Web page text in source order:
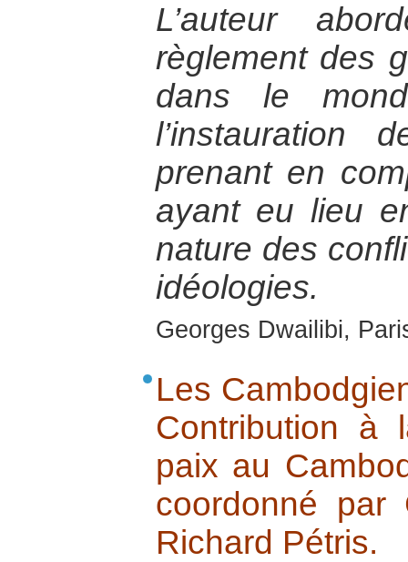
L’auteur
règlement des
dans le
prenant en
ayant eu lieu
nature des
idéologies.
Georges Dwailibi,
Les
Contribution à
paix au
coordonné par
Richard Pétris.